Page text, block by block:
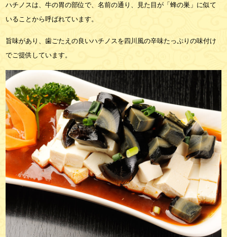
ハチノスは、牛の胃の部位で、名前の通り、見た目が「蜂の巣」に似て
いることから呼ばれています。
旨味があり、歯ごたえの良いハチノスを四川風の辛味たっぷりの味付け
でご提供しています。